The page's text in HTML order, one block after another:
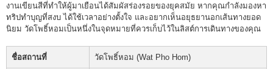
งานเขียนสีที่ทำให้ผู้มาเยือนได้สัมผัสร่องรอยของยุคสมัย หากคุณกำลังมองหา
ทริปทำบุญที่สงบ ได้ใช้เวลาอย่างตั้งใจ และอยากเห็นอยุธยานอกเส้นทางยอด
นิยม วัดโพธิ์หอมเป็นหนึ่งในจุดหมายที่ควรเก็บไว้ในลิสต์การเดินทางของคุณ
ชื่อสถานที่ วัดโพธิ์หอม (Wat Pho Hom)